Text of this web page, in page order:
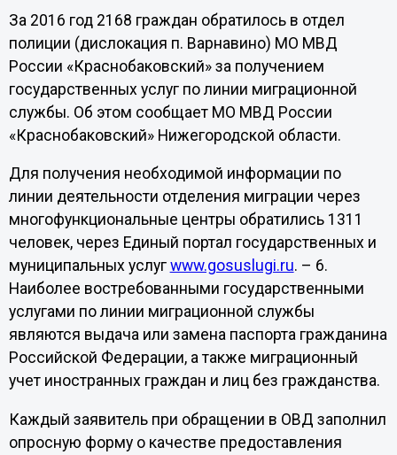
За 2016 год 2168 граждан обратилось в отдел
полиции (дислокация п. Варнавино) МО МВД
России «Краснобаковский» за получением
государственных услуг по линии миграционной
службы. Об этом сообщает МО МВД России
«Краснобаковский» Нижегородской области.
Для получения необходимой информации по
линии деятельности отделения миграции через
многофункциональные центры обратились 1311
человек, через Единый портал государственных и
муниципальных услуг www.gosuslugi.ru. – 6.
Наиболее востребованными государственными
услугами по линии миграционной службы
являются выдача или замена паспорта гражданина
Российской Федерации, а также миграционный
учет иностранных граждан и лиц без гражданства.
Каждый заявитель при обращении в ОВД заполнил
опросную форму о качестве предоставления